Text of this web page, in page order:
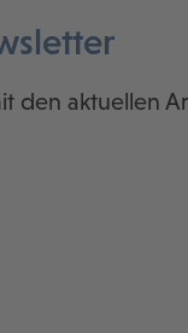
den aktuellen